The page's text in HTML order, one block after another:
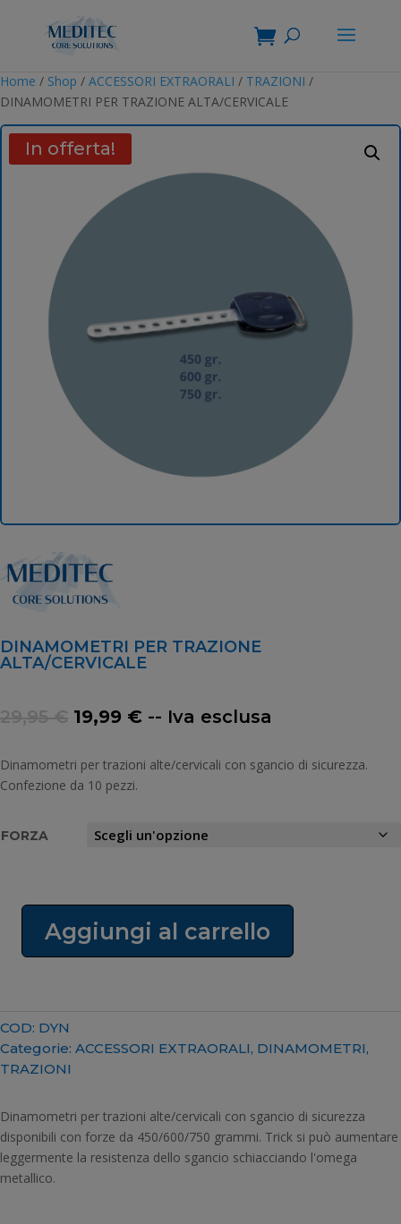
Home / Shop / ACCESSORI EXTRAORALI / TRAZIONI /
DINAMOMETRI PER TRAZIONE ALTA/CERVICALE
In offerta!
DINAMOMETRI PER TRAZIONE
ALTA/CERVICALE
29,95€ Il
originale
era:
29,95 €.
19,99 €Il
attuale
-- Iva esclusa
Dinamometri per trazioni alte/cervicali con sgancio di sicurezza.
Confezione da 10 pezzi.
FORZA
DINAMOMETRI
PER
quantità
Aggiungi al carrello
COD: DYN
Categorie: ACCESSORI EXTRAORALI, DINAMOMETRI,
TRAZIONI
Dinamometri per trazioni alte/cervicali con sgancio di sicurezza
disponibili con forze da 450/600/750 grammi. Trick si può aumentare
leggermente la resistenza dello sgancio schiacciando l'omega
metallico.